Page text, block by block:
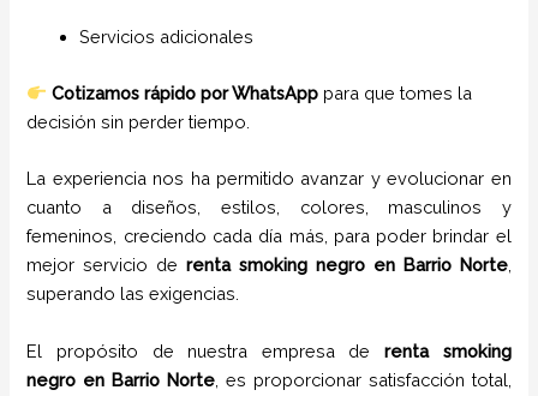
Servicios adicionales
Cotizamos rápido por WhatsApp para que tomes la
decisión sin perder tiempo.
La experiencia nos ha permitido avanzar y evolucionar en
cuanto a diseños, estilos, colores, masculinos y
femeninos, creciendo cada día más, para poder brindar el
mejor servicio derenta smoking negroen Barrio Norte,
superando las exigencias.
El propósito de nuestra empresa de renta smoking
negro en Barrio Norte , es proporcionar satisfacción total,